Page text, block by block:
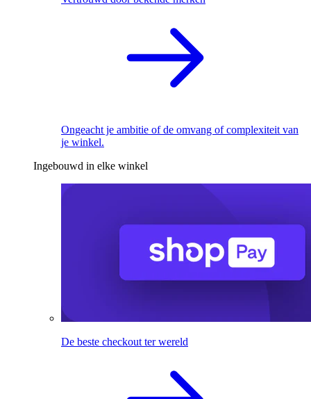
Ongeacht je ambitie of de omvang of complexiteit van
je winkel.
Ingebouwd in elke winkel
De beste checkout ter wereld